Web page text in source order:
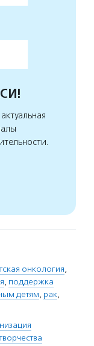
онкология,
, поддержка
детям, рак,